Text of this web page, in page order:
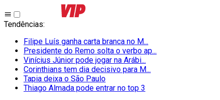
Tendências:
Filipe Luís ganha carta branca no M...
Presidente do Remo solta o verbo ap...
Vinícius Júnior pode jogar na Arábi...
Corinthians tem dia decisivo para M...
Tapia deixa o São Paulo
Thiago Almada pode entrar no top 3